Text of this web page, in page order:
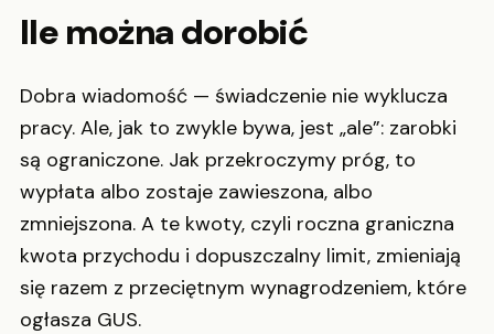
Ile można dorobić
Dobra wiadomość — świadczenie nie wyklucza
pracy. Ale, jak to zwykle bywa, jest „ale”: zarobki
są ograniczone. Jak przekroczymy próg, to
wypłata albo zostaje zawieszona, albo
zmniejszona. A te kwoty, czyli roczna graniczna
kwota przychodu i dopuszczalny limit, zmieniają
się razem z przeciętnym wynagrodzeniem, które
ogłasza GUS.